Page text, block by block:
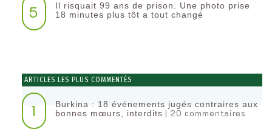
5
Il risquait 99 ans de prison. Une photo prise
18 minutes plus tôt a tout changé
ARTICLES LES PLUS COMMENTÉS
1
Burkina : 18 événements jugés contraires aux
bonnes mœurs, interdits | 20 commentaires